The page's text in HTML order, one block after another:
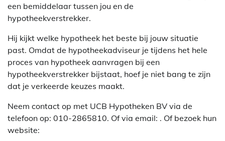
een bemiddelaar tussen jou en de
hypotheekverstrekker.
Hij kijkt welke hypotheek het beste bij jouw situatie
past. Omdat de hypotheekadviseur je tijdens het hele
proces van hypotheek aanvragen bij een
hypotheekverstrekker bijstaat, hoef je niet bang te zijn
dat je verkeerde keuzes maakt.
Neem contact op met UCB Hypotheken BV via de
telefoon op: 010-2865810. Of via email: . Of bezoek hun
website: